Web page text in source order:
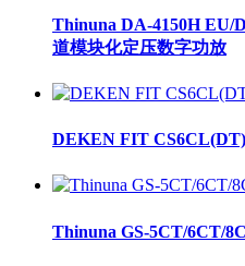
Thinuna DA-4150H EU/
道模块化定压数字功放
DEKEN FIT
Thinuna GS-5CT/6CT/